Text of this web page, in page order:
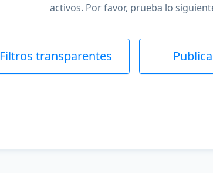
activos. Por favor, prueba lo
Filtros transparentes